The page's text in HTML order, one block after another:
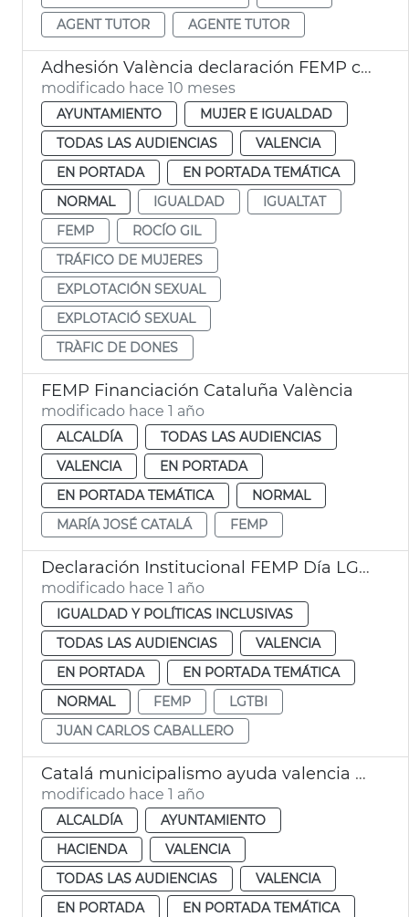
AGENT TUTOR
AGENTE TUTOR
Adhesión València declaración FEMP contra explotación sexual
modificado hace 10 meses
AYUNTAMIENTO
MUJER E IGUALDAD
TODAS LAS AUDIENCIAS
VALENCIA
EN PORTADA
EN PORTADA TEMÁTICA
NORMAL
IGUALDAD
IGUALTAT
FEMP
ROCÍO GIL
TRÁFICO DE MUJERES
EXPLOTACIÓN SEXUAL
EXPLOTACIÓ SEXUAL
TRÀFIC DE DONES
FEMP Financiación Cataluña València
modificado hace 1 año
ALCALDÍA
TODAS LAS AUDIENCIAS
VALENCIA
EN PORTADA
EN PORTADA TEMÁTICA
NORMAL
MARÍA JOSÉ CATALÁ
FEMP
Declaración Institucional FEMP Día LGTBI
modificado hace 1 año
IGUALDAD Y POLÍTICAS INCLUSIVAS
TODAS LAS AUDIENCIAS
VALENCIA
EN PORTADA
EN PORTADA TEMÁTICA
NORMAL
FEMP
LGTBI
JUAN CARLOS CABALLERO
Catalá municipalismo ayuda valencia reconstrucción
modificado hace 1 año
ALCALDÍA
AYUNTAMIENTO
HACIENDA
VALENCIA
TODAS LAS AUDIENCIAS
VALENCIA
EN PORTADA
EN PORTADA TEMÁTICA